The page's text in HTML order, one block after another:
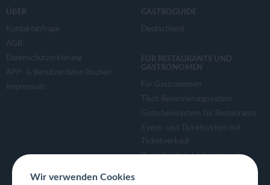
ÜBER
Kontaktanfrage
AGB
Datenschutzerklärung
APP- & Benutzerdaten löschen
Impressum
GASTROGUIDE
Deutschland
FÜR RESTAURANTS UND
GASTRONOMEN
Für Gastronomen
Tisch Reservierungsystem
Gutscheinsystem für Restaurants
Event- und Ticketsystem mit
Ticketverkauf
Bestellsystem Lieferung und
Wir verwenden Cookies